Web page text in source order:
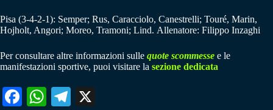
Pisa (3-4-2-1): Semper; Rus, Caracciolo, Canestrelli; Touré, Marin,
Hojholt, Angori; Moreo, Tramoni; Lind. Allenatore: Filippo Inzaghi
Per consultare altre informazioni sulle quote scommesse e le
manifestazioni sportive, puoi visitare la sezione dedicata
Fa W
Te